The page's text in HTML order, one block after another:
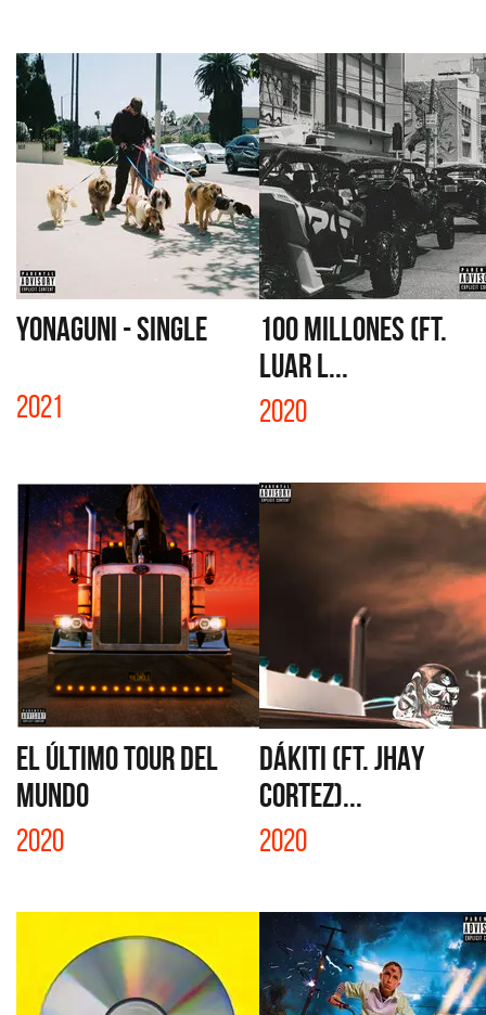
YONAGUNI - SINGLE
2021
100 MILLONES (FT.
LUAR L...
2020
EL ÚLTIMO TOUR DEL
MUNDO
2020
DÁKITI (FT. JHAY
CORTEZ)...
2020